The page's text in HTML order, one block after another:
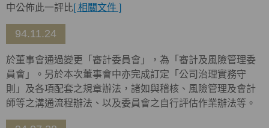
中公佈此一評比[ 相關文件 ]
94.11.24
於董事會通過變更「審計委員會」，為「審計及風險管理委
員會」。另於本次董事會中亦完成訂定「公司治理實務守
則」及各項配套之規章辦法，諸如與稽核、風險管理及會計
師等之溝通流程辦法、以及委員會之自行評估作業辦法等。